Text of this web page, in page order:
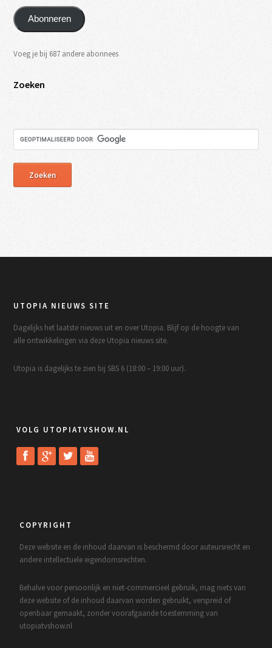
Abonneren
Voeg je bij 687 andere abonnees
Zoeken
UTOPIA NIEUWS SITE
Dagelijks het laatste nieuws uit en over Utopia. Blijf op de hoogte van
alle ontwikkelingen via deze Utopia nieuws site.
Utopia is dagelijks te zien bij SBS 6 (18:00 – 19:00 uur).
VOLG UTOPIATVSHOW.NL
COPYRIGHT
Deze website en de inhoud daarvan is beschermd door auteursrecht en
andere intellectuele eigendomsrechten.
Behalve voor persoonlijk en niet-commercieel gebruik, mag niets van
deze website of de inhoud daarvan worden gebruikt, verspreid of
openbaar gemaakt, zonder voorafgaande toestemming van
utopiatvshow.nl